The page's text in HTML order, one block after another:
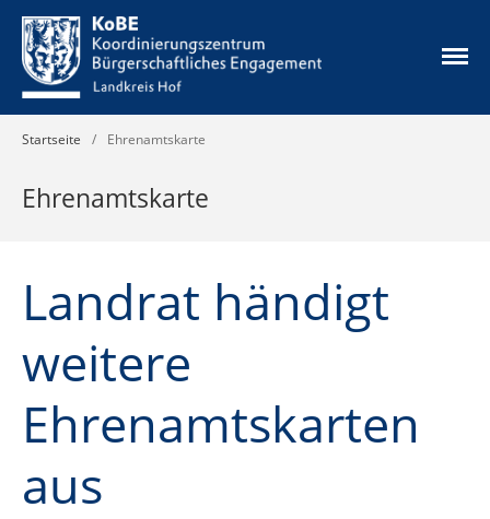
Mikrofonds
Datenschutz
Impressum
Startseite / Ehrenamtskarte
Ehrenamtskarte
Landrat händigt
weitere
Ehrenamtskarten
aus